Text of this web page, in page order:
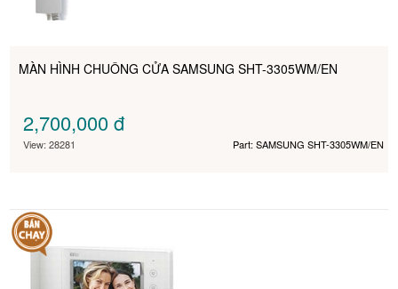
MÀN HÌNH CHUÔNG CỬA SAMSUNG SHT-3305WM/EN
2,700,000đ
View: 28281 Part: SAMSUNG SHT-3305WM/EN